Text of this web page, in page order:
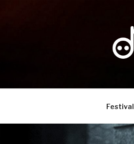
Festival